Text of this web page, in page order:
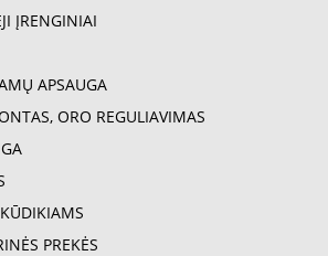
ĮRENGINIAI
APSAUGA
ORO REGULIAVIMAS
PREKĖS